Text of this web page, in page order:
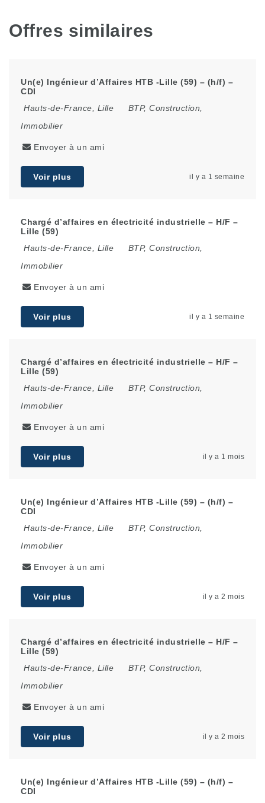
Offres similaires
Un(e) Ingénieur d’Affaires HTB -Lille (59) – (h/f) –
CDI
Hauts-de-France
Lille
BTP, Construction,
Immobilier
Envoyer à un ami
Voir plus il y a 1 semaine
Chargé d’affaires en électricité industrielle – H/F –
Lille (59)
Hauts-de-France
Lille
BTP, Construction,
Immobilier
Envoyer à un ami
Voir plus il y a 1 semaine
Chargé d’affaires en électricité industrielle – H/F –
Lille (59)
Hauts-de-France
Lille
BTP, Construction,
Immobilier
Envoyer à un ami
Voir plus il y a 1 mois
Un(e) Ingénieur d’Affaires HTB -Lille (59) – (h/f) –
CDI
Hauts-de-France
Lille
BTP, Construction,
Immobilier
Envoyer à un ami
Voir plus il y a 2 mois
Chargé d’affaires en électricité industrielle – H/F –
Lille (59)
Hauts-de-France
Lille
BTP, Construction,
Immobilier
Envoyer à un ami
Voir plus il y a 2 mois
Un(e) Ingénieur d’Affaires HTB -Lille (59) – (h/f) –
CDI